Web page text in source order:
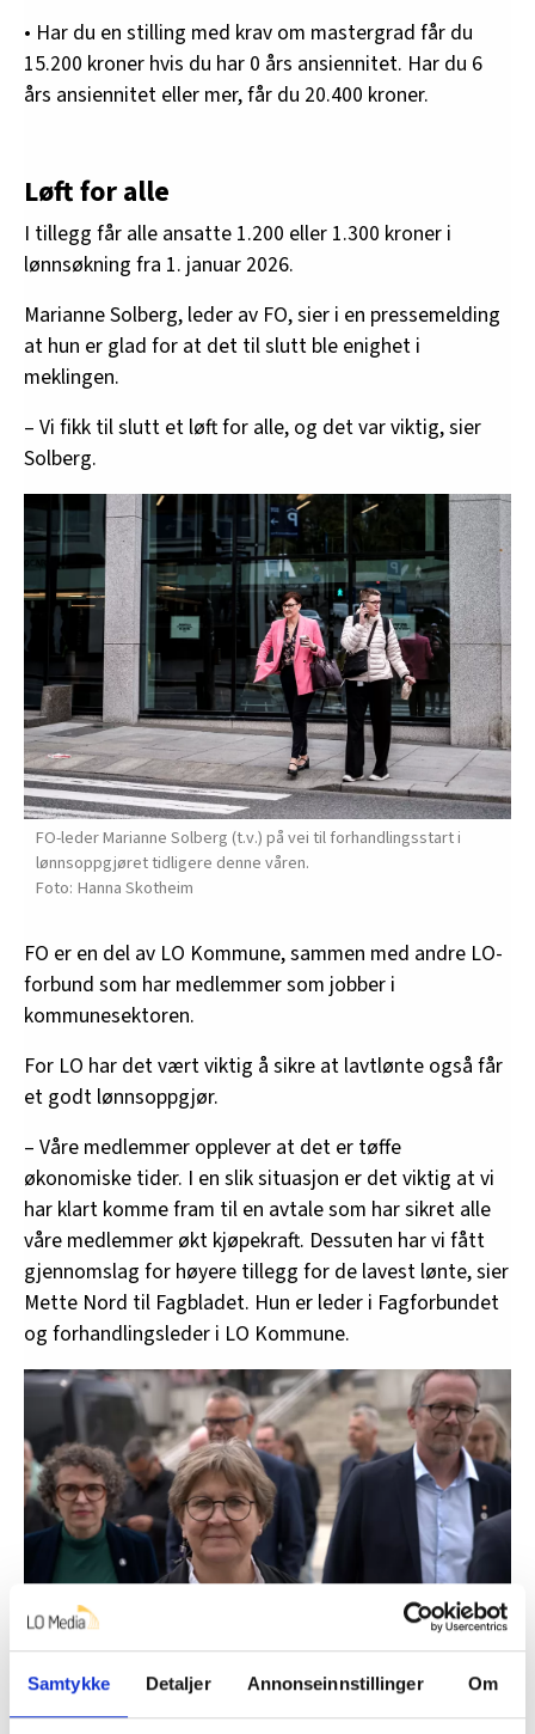
Samtykke Detaljer Annonseinnstillinger Om
• Har du en stilling med krav om mastergrad får du
15.200 kroner hvis du har 0 års ansiennitet. Har du 6
års ansiennitet eller mer, får du 20.400 kroner.
Løft for alle
I tillegg får alle ansatte 1.200 eller 1.300 kroner i
lønnsøkning fra 1. januar 2026.
Marianne Solberg, leder av FO, sier i en pressemelding
at hun er glad for at det til slutt ble enighet i
meklingen.
– Vi fikk til slutt et løft for alle, og det var viktig, sier
Solberg.
FO-leder Marianne Solberg (t.v.) på vei til forhandlingsstart i
lønnsoppgjøret tidligere denne våren.
Hanna Skotheim
FO er en del av LO Kommune, sammen med andre LO-
forbund som har medlemmer som jobber i
kommunesektoren.
For LO har det vært viktig å sikre at lavtlønte også får
et godt lønnsoppgjør.
– Våre medlemmer opplever at det er tøffe
økonomiske tider. I en slik situasjon er det viktig at vi
har klart komme fram til en avtale som har sikret alle
våre medlemmer økt kjøpekraft. Dessuten har vi fått
gjennomslag for høyere tillegg for de lavest lønte, sier
Mette Nord til Fagbladet. Hun er leder i Fagforbundet
og forhandlingsleder i LO Kommune.
Mette Nord, forhandlingsleder for LO Kommune, er fornøyd.